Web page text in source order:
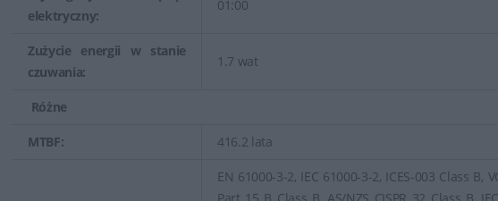
elektryczny:
01:00
Zużycie energii w stanie
czuwania:
1.7 wat
Różne
MTBF: 416.2 lata
EN 61000-3-2, IEC 61000-3-2, ICES-003 Class B,